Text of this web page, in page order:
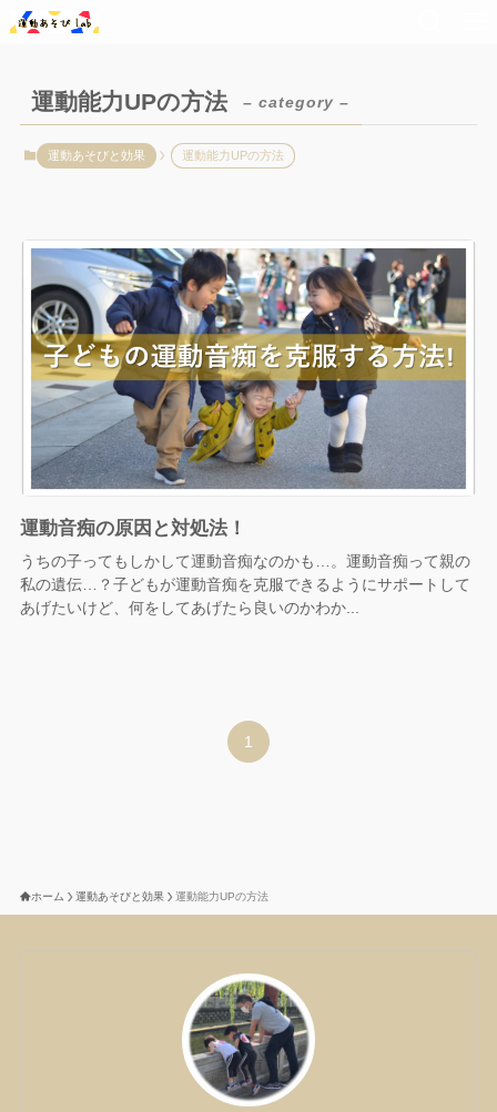
運動能力UPの方法 – category –
運動あそびと効果 運動能力UPの方法
運動音痴の原因と対処法！
うちの子ってもしかして運動音痴なのかも…。運動音痴って親の
私の遺伝…？子どもが運動音痴を克服できるようにサポートして
あげたいけど、何をしてあげたら良いのかわか...
1
ホーム 運動あそびと効果 運動能力UPの方法